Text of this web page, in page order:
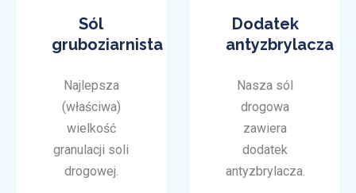
Sól
gruboziarnista
Najlepsza
(właściwa)
wielkość
granulacji soli
drogowej.
Dodatek
antyzbrylacza
Nasza sól
drogowa
zawiera
dodatek
antyzbrylacza.